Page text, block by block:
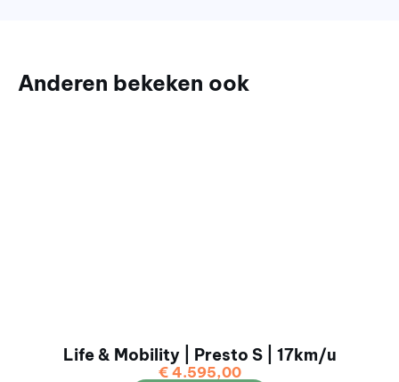
Anderen bekeken ook
Life & Mobility | Presto S | 17km/u
€4.595,00